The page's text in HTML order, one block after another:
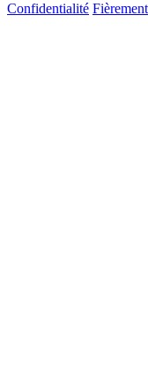
Confidentialité